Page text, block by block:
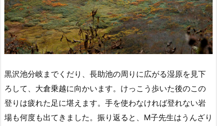
黒沢池分岐までくだり、長助池の周りに広がる湿原を見下
ろして、大倉乗越に向かいます。けっこう歩いた後のこの
登りは疲れた足に堪えます。手を使わなければ登れない岩
場も何度も出てきました。振り返ると、M子先生はうんざり